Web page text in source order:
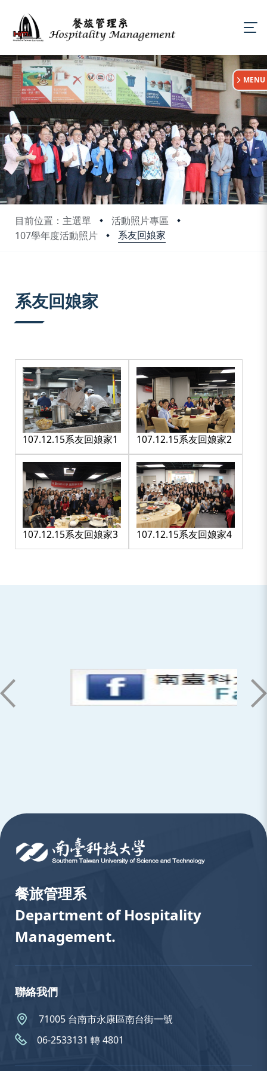
目前位置：主選單
活動照片專區
107學年度活動照片
系友回娘家
:::
MENU
系友回娘家
107.12.15系友回娘家1 107.12.15系友回娘家2
107.12.15系友回娘家3 107.12.15系友回娘家4
餐旅管理系
Department of Hospitality
Management.
聯絡我們
71005 台南市永康區南台街一號
06-2533131 轉 4801